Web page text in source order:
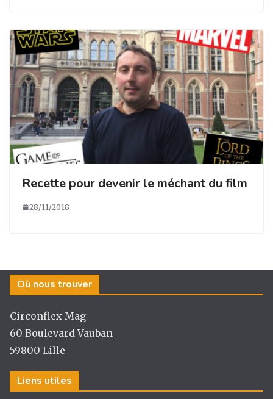
Recette pour devenir le méchant du film
28/11/2018
Où nous trouver
Circonflex Mag
60 Boulevard Vauban
59800 Lille
Liens utiles